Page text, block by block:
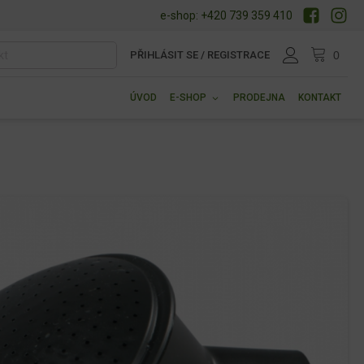
e-shop: +420 739 359 410
PŘIHLÁSIT SE / REGISTRACE
ÚVOD E-SHOP PRODEJNA KONTAKT